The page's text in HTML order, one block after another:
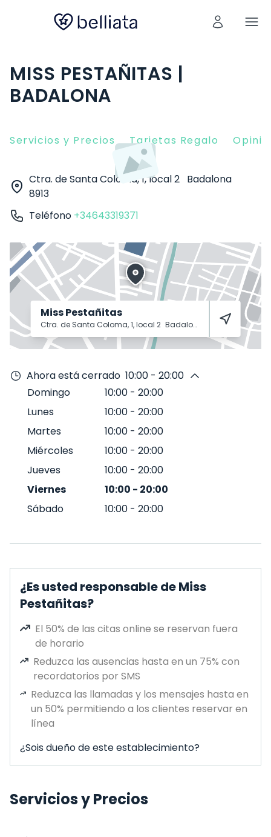
MISS PESTAÑITAS |
BADALONA
Servicios y Precios Tarjetas Regalo
Ctra. de Santa Coloma, 1, local 2 Badalona
8913
Teléfono +34643319371
Miss Pestañitas
Ctra. de Santa Coloma, 1, local 2 Badalona
Ahora está cerrado 10:00 - 20:00
Domingo
10:00 - 20:00
Lunes
10:00 - 20:00
Martes
10:00 - 20:00
Miércoles
10:00 - 20:00
Jueves
10:00 - 20:00
Viernes
10:00 - 20:00
Sábado
10:00 - 20:00
¿Es usted responsable de Miss
Pestañitas?
El 50% de las citas online se reservan fuera
de horario
Reduzca las ausencias hasta en un 75% con
recordatorios por SMS
Reduzca las llamadas y los mensajes hasta en
un 50% permitiendo a los clientes reservar en
línea
¿Sois dueño de este establecimiento?
Servicios y Precios